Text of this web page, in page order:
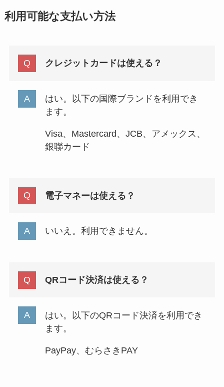
利用可能な支払い方法
クレジットカードは使える？
はい。以下の国際ブランドを利用でき
ます。
Visa、Mastercard、JCB、アメックス、
銀聯カード
電子マネーは使える？
いいえ。利用できません。
QRコード決済は使える？
はい。以下のQRコード決済を利用でき
ます。
PayPay、むらさきPAY